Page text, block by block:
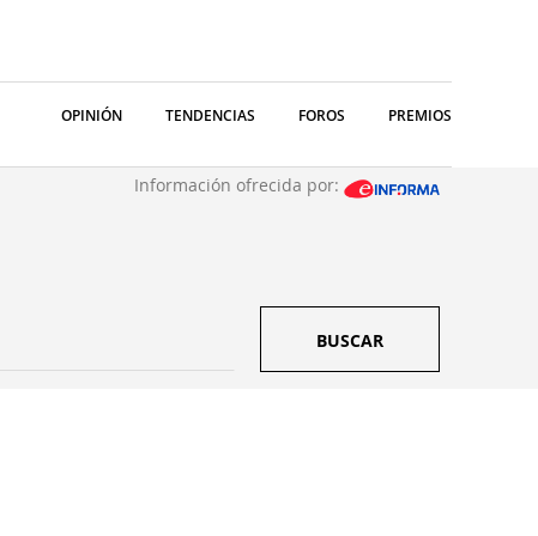
OPINIÓN TENDENCIAS FOROS PREMIOS
Información ofrecida por:
BUSCAR